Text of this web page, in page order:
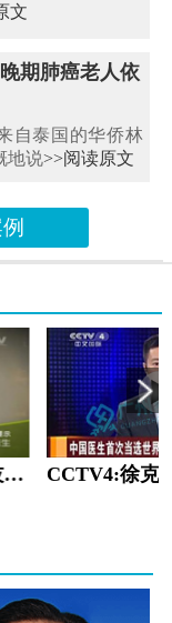
文
期肺癌老人依
自泰国的华侨林
地说>>阅读原文
央视报道大陆纳米刀技术手术：绝境重生